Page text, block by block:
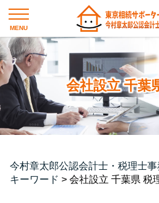
会社設立 千葉
今村章太郎公認会計士・税理士
キーワード > 会社設立 千葉県 税